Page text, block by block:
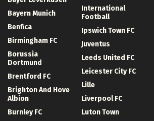
Bayern Munich
Benfica
Birmingham FC
Borussia
Dortmund
Brentford FC
Brighton And Hove
Albion
Burnley FC
International
Football
Ipswich Town FC
Juventus
Leeds United FC
Leicester City FC
Lille
Liverpool FC
Luton Town